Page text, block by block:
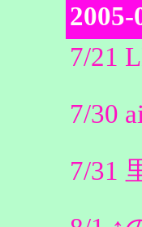
7/21
7/30
7/31